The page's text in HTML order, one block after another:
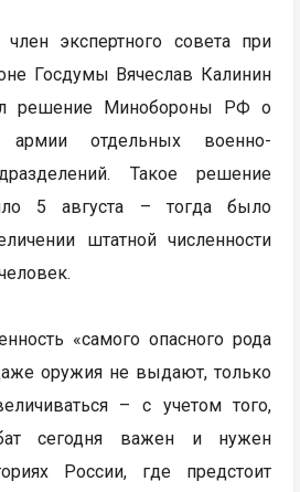
экспертного совета при
Госдумы Вячеслав Калинин
решение Минобороны РФ о
отдельных военно-
Такое решение
5 августа – тогда было
штатной численности
«самого опасного рода
оружия не выдают, только
– с учетом того,
сегодня важен и нужен
России, где предстоит